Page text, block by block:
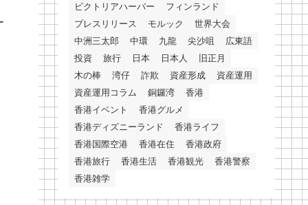
ビクトリアハーバー
フィンランド
プレスリリース
モルック
世界大会
中洲三太郎
中環 九龍 尖沙咀
広東語
投資
旅行 日本 日本人
旧正月
木の棒
湾仔 詐欺 資産形成
資産運用
資産運用コラム
銅鑼湾
香港
香港イベント
香港グルメ
香港ディズニーランド
香港ライフ
香港国際空港
香港在住
香港政府
香港旅行
香港生活 香港観光
香港警察
香港雑学